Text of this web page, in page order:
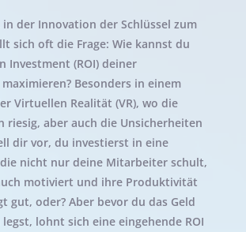
der Innovation der Schlüssel zum
sich oft die Frage: Wie kannst du
Investment (ROI) deiner
Besonders in einem
Virtuellen Realität (VR), wo die
riesig, aber auch die Unsicherheiten
dir vor, du investierst in eine
nicht nur deine Mitarbeiter schult,
motiviert und ihre Produktivität
gut, oder? Aber bevor du das Geld
lohnt sich eine eingehende ROI